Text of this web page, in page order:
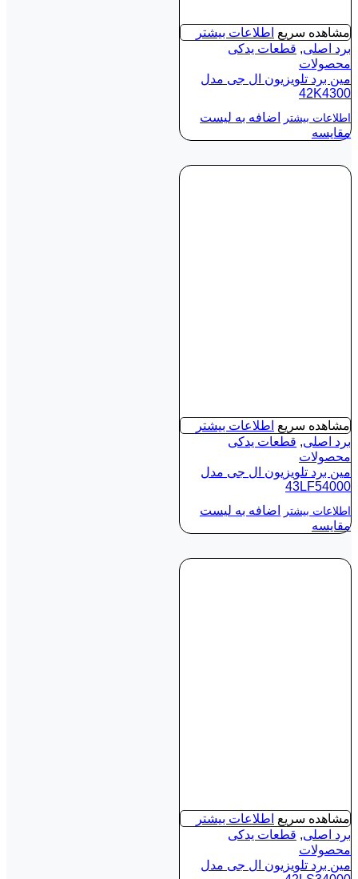
مشاهده سریع اطلاعات بیشتر
برد اصلی, قطعات یدکی
محصولات
مین برد تلویزیون ال جی مدل
42K4300
اطلاعات بیشتر
اضافه به لیست
مقایسه
مشاهده سریع اطلاعات بیشتر
برد اصلی, قطعات یدکی
محصولات
مین برد تلویزیون ال جی مدل
43LF54000
اطلاعات بیشتر
اضافه به لیست
مقایسه
مشاهده سریع اطلاعات بیشتر
برد اصلی, قطعات یدکی
محصولات
مین برد تلویزیون ال جی مدل